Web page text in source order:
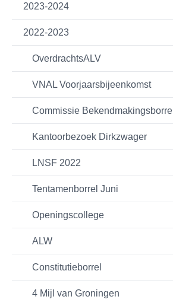
2023-2024
2022-2023
OverdrachtsALV
VNAL Voorjaarsbijeenkomst
Commissie Bekendmakingsborrel
Kantoorbezoek Dirkzwager
LNSF 2022
Tentamenborrel Juni
Openingscollege
ALW
Constitutieborrel
4 Mijl van Groningen